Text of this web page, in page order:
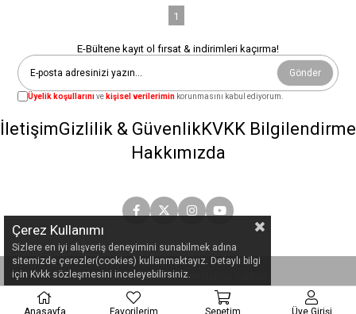
1
E-Bültene kayıt ol fırsat & indirimleri kaçırma!
Gönder
Üyelik koşullarınıve kişisel verilerimin korunmasını kabul ediyorum.
İletişimGizlilik & GüvenlikKVKK Bilgilendirme
Hakkımızda
© 2023siteadi.com- Tüm Hakları Saklıdır.
Çerez Kullanımı
Sizlere en iyi alışveriş deneyimini sunabilmek adına
sitemizde çerezler(cookies) kullanmaktayız. Detaylı bilgi
için Kvkk sözleşmesini inceleyebilirsiniz.
Anasayfa Favorilerim Sepetim Üye Girişi